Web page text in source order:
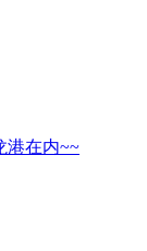
港在内~~